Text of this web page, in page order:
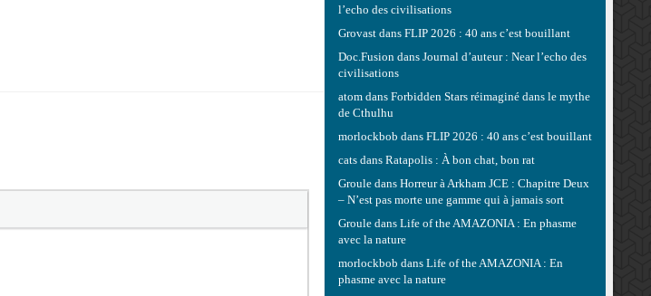
l’echo des civilisations
Grovastdans FLIP 2026 : 40 ans c’est bouillant
Doc.Fusiondans Journal d’auteur : Near l’echo des
civilisations
atomdans Forbidden Stars réimaginé dans le mythe
de Cthulhu
morlockbob dans FLIP 2026 : 40 ans c’est bouillant
catsdans Ratapolis : À bon chat, bon rat
Grouledans Horreur à Arkham JCE : Chapitre Deux
– N’est pas morte une gamme qui à jamais sort
Grouledans Life of the AMAZONIA : En phasme
avec la nature
morlockbob dans Life of the AMAZONIA : En
phasme avec la nature